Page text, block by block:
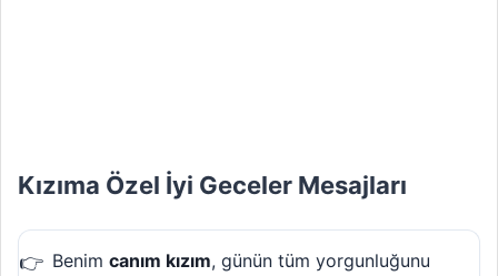
Kızıma Özel İyi Geceler Mesajları
Benim canım kızım, günün tüm yorgunluğunu